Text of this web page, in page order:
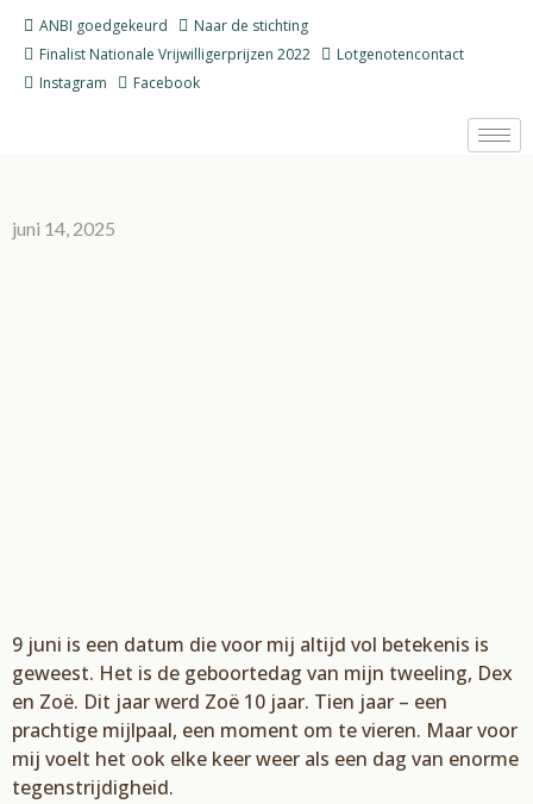
ANBI goedgekeurd
Naar de stichting
Finalist Nationale Vrijwilligerprijzen 2022
Lotgenotencontact
Instagram
Facebook
juni 14, 2025
9 juni is een datum die voor mij altijd vol betekenis is
geweest. Het is de geboortedag van mijn tweeling, Dex
en Zoë. Dit jaar werd Zoë 10 jaar. Tien jaar – een
prachtige mijlpaal, een moment om te vieren. Maar voor
mij voelt het ook elke keer weer als een dag van enorme
tegenstrijdigheid.